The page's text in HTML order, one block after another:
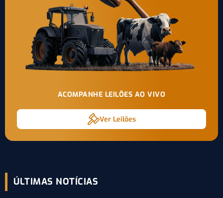
ACOMPANHE LEILÕES AO VIVO
Ver Leilões
ÚLTIMAS NOTÍCIAS